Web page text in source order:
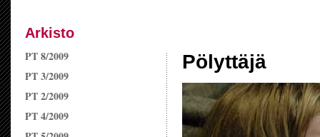
Arkisto
PT 8/2009
PT 3/2009
PT 2/2009
PT 4/2009
Pölyttäjä